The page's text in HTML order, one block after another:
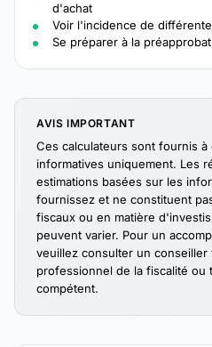
d'achat
Voir l'incidence de
Se préparer à la
AVIS IMPORTANT
Ces calculateurs sont fournis
informatives uniquement. Les
estimations basées sur les
fournissez et ne constituent
fiscaux ou en matière
peuvent varier. Pour un
veuillez consulter un
professionnel de la fiscalité ou
compétent.